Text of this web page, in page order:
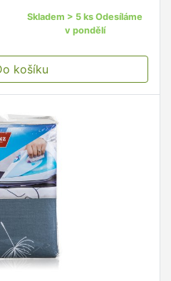
Skladem > 5 ks Odesíláme
v pondělí
košíku